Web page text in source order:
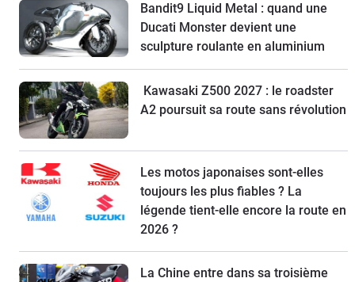
Bandit9 Liquid Metal : quand une
Ducati Monster devient une
sculpture roulante en aluminium
Kawasaki Z500 2027 : le roadster
A2 poursuit sa route sans révolution
Les motos japonaises sont-elles
toujours les plus fiables ? La
légende tient-elle encore la route en
2026 ?
La Chine entre dans sa troisième